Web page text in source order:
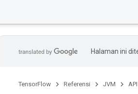
Halaman ini
TensorFlow Referensi JVM API